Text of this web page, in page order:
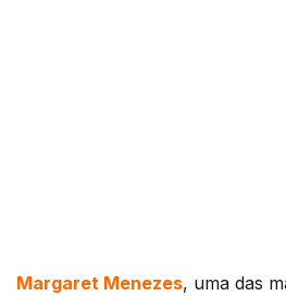
Margaret Menezes, uma das